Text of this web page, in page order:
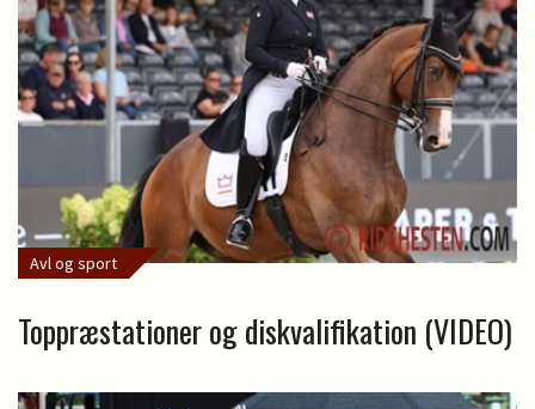
Avl og sport
Toppræstationer og diskvalifikation (VIDEO)